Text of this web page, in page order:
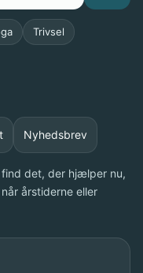
Trivsel
Nyhedsbrev
det, der hjælper nu,
årstiderne eller